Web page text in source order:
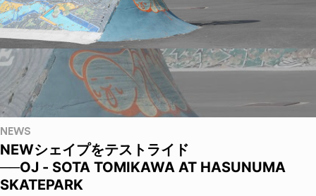
NEWS
NEWシェイプをテストライド
──OJ - SOTA TOMIKAWA AT HASUNUMA
SKATEPARK